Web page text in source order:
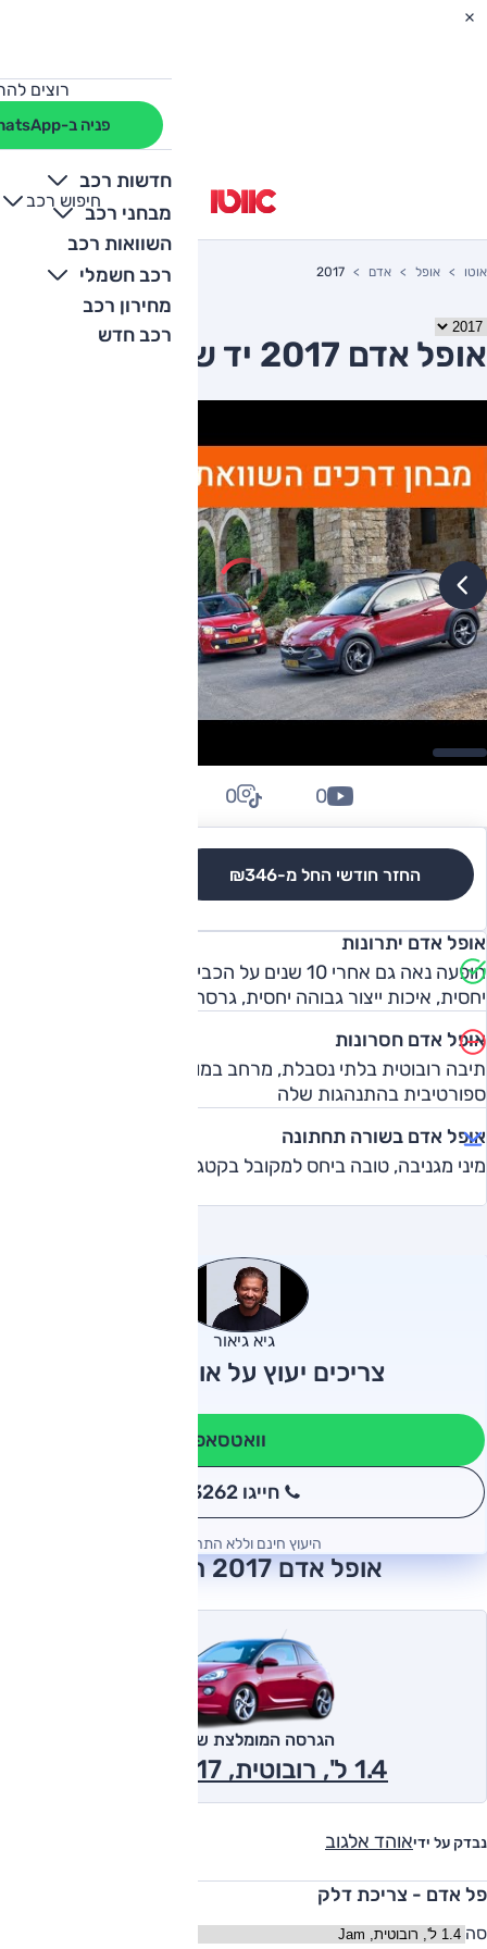
רוצים
פניה ב-WhatsApp
חדשות רכב
מבחני רכב
השוואות רכב
רכב חשמלי
מחירון רכב
רכב חדש
חיפוש רכב
+
-
אוטו אופל אדם 2017
אופל אדם 2017 יד שניה
החזר חודשי החל מ-₪346
0
0
אופל אדם יתרונות
הופעה נאה גם אחרי 10 שנים על הכביש, רמת בטיחות טובה
יחסית, איכות ייצור גבוהה יחסית, גרסה ספורטיבית ייחודית
אופל אדם חסרונות
ספורטיבית בהתנהגות שלה
אופל אדם בשורה תחתונה
מיני מגניבה, טובה ביחס למקובל בקטגוריה
גיא גיאור
צריכים יעוץ על אופל אדם?
וואטסאפ
חייגו 3262
היעוץ חינם וללא התחייבות
אופל אדם 2017 חוות דעת
נבדק על ידיאוהד אלגוב
הגרסה המומלצת של אוטו
1.4 ל', רובוטית, Jam 2017
אדם - צריכת דלק